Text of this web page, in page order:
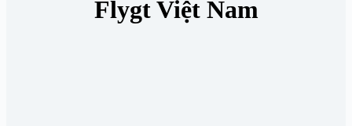
Flygt Việt Nam